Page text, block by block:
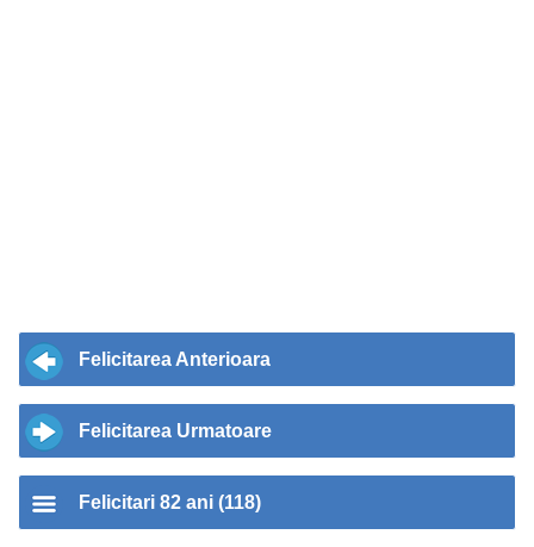
Felicitarea Anterioara
Felicitarea Urmatoare
Felicitari 82 ani (118)